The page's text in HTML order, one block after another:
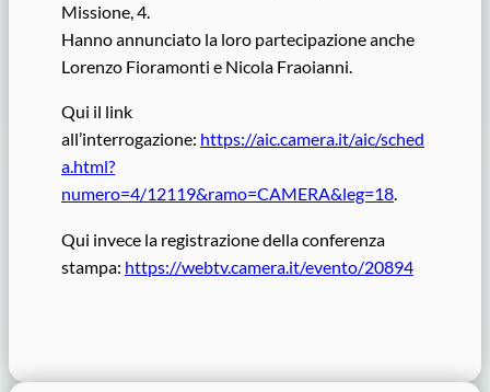
Missione, 4.
Hanno annunciato la loro partecipazione anche
Lorenzo Fioramonti e Nicola Fraoianni.
Qui il link
all’interrogazione: https://aic.camera.it/aic/sched
a.html?
numero=4/12119&ramo=CAMERA&leg=18.
Qui invece la registrazione della conferenza
stampa: https://webtv.camera.it/evento/20894